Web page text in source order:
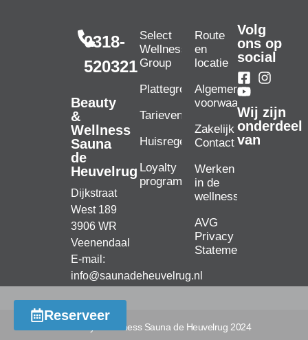
0318-
520321
Beauty
&
Wellness
Sauna
de
Heuvelrug
Dijkstraat
West 189
3906 WR
Veenendaal
E-mail:
info@saunadeheuvelrug.nl
Select
Wellness
Group
Plattegrond
Tarieven
Huisregels
Loyalty
programma
Route
en
locatie
Algemene
voorwaarden
Zakelijk
Contact
Werken
in de
wellness
AVG
Privacy
Statement
Volg
ons op
social
Wij zijn
onderdeel
van
© Beauty & Wellness Sauna de Heuvelrug 2024
Reserveer